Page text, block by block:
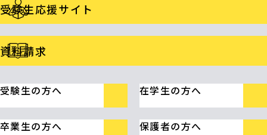
受験生応援サイト
資料請求
受験生の方へ 在学生の方へ
卒業生の方へ 保護者の方へ